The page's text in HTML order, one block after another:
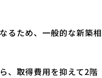
るため、一般的な新築相
、取得費用を抑えて2階